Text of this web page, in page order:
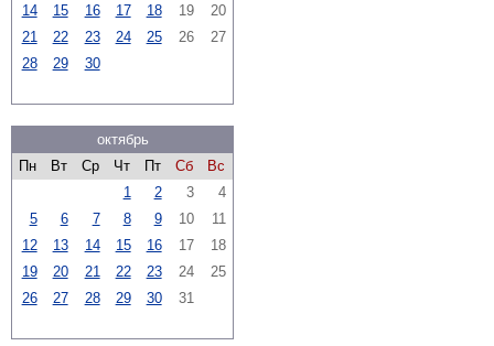
14
15 16 17 18 19
20
21
22 23 24 25 26
27
28
29 30
октябрь
Пн
Вт Ср Чт Пт Сб
Вс
1
2 3
4
5
6 7 8 9 10
11
12
13 14 15 16 17
18
19
20 21 22 23 24
25
26
27 28 29 30 31